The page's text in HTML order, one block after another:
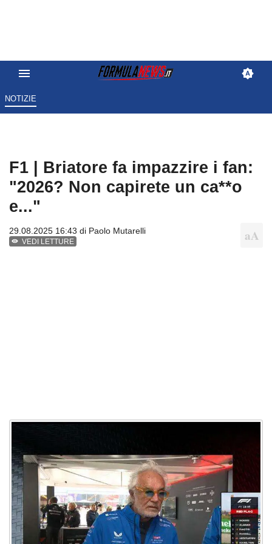
NOTIZIE
F1 | Briatore fa impazzire i fan:
"2026? Non capirete un ca**o
e..."
29.08.2025 16:43 di Paolo Mutarelli
VEDI LETTURE